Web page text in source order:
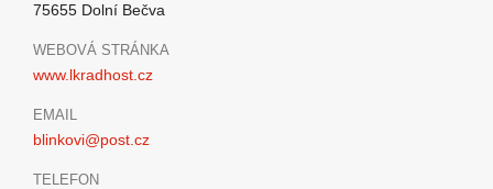
75655 Dolní Bečva
WEBOVÁ STRÁNKA
www.lkradhost.cz
EMAIL
blinkovi@post.cz
TELEFON